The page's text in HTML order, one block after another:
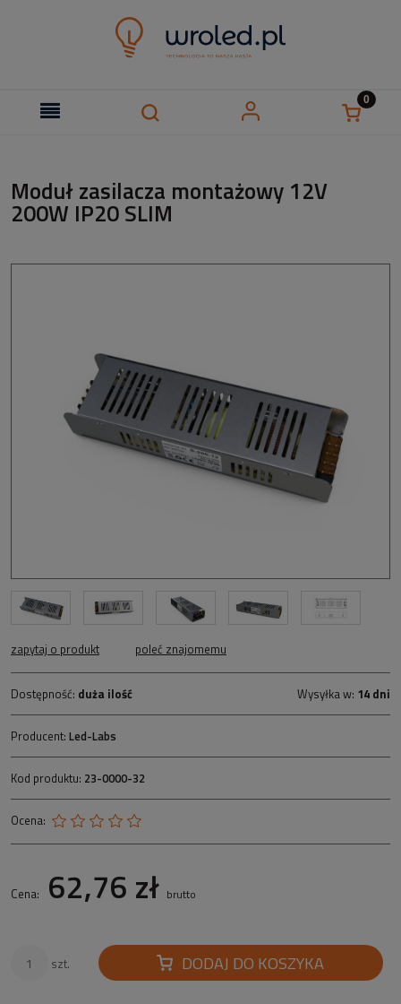
Moduł zasilacza montażowy 12V
200W IP20 SLIM
zapytaj o produkt poleć znajomemu
Dostępność: duża ilość Wysyłka w: 14 dni
Producent: Led-Labs
Kod produktu: 23-0000-32
Ocena:
Cena: 62,76 zł brutto
szt. DODAJ DO KOSZYKA